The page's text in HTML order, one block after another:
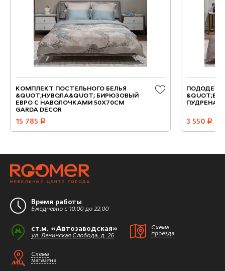
КОМПЛЕКТ ПОСТЕЛЬНОГО БЕЛЬЯ
&QUOT;НУВОЛА&QUOT; БИРЮЗОВЫЙ
ЕВРО С НАВОЛОЧКАМИ 50Х70СМ
GARDA DECOR
15 785 руб.
ПУДРЕНАЯ
3 550 руб.
Время работы
Ежедневно с 10:00 до 22:00
ст.м. «Автозаводская»
ул. Ленинская Слобода, д. 26
Схема
проезда
Схема
магазина